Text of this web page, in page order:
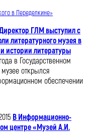
в Переделкине»
ГЛМ выступил с
литературного музея в
истории литературы
в Государственном
открылся
обеспечении
В Информационно-
центре «Музей А.И.